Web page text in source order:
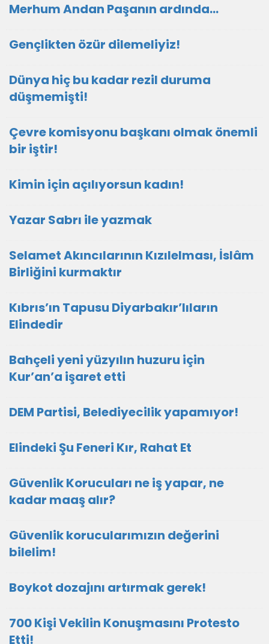
Merhum Andan Paşanın ardında…
Gençlikten özür dilemeliyiz!
Dünya hiç bu kadar rezil duruma
düşmemişti!
Çevre komisyonu başkanı olmak önemli
bir iştir!
Kimin için açılıyorsun kadın!
Yazar Sabrı ile yazmak
Selamet Akıncılarının Kızılelması, İslâm
Birliğini kurmaktır
Kıbrıs’ın Tapusu Diyarbakır’lıların
Elindedir
Bahçeli yeni yüzyılın huzuru için
Kur’an’a işaret etti
DEM Partisi, Belediyecilik yapamıyor!
Elindeki Şu Feneri Kır, Rahat Et
Güvenlik Korucuları ne iş yapar, ne
kadar maaş alır?
Güvenlik korucularımızın değerini
bilelim!
Boykot dozajını artırmak gerek!
700 Kişi Vekilin Konuşmasını Protesto
Etti!